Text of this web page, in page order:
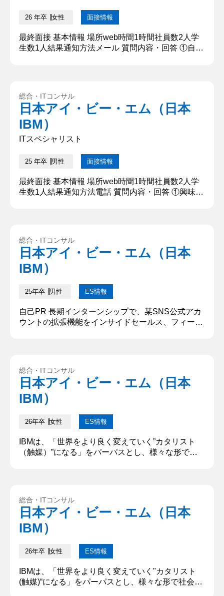
26 年卒 女性 面接情報
最終面接 基本情報 場所web時間1時間社員数2人学
生数1人結果通知方法メール 質問内容・回答 ①自己
職活動を行ってきたので、大変緊張しております
が、熱意をしっかりと伝えられるように頑張ります
のでよろしくお願いいた...
総合・ITコンサル
日本アイ・ビー・エム（日本
IBM）
ITスペシャリスト
25 年卒 男性 面接情報
最終面接 基本情報 場所web時間1時間社員数2人学
生数1人結果通知方法電話 質問内容・回答 ①興味の
ションとして提供すると良いですか 金融業界にソリ
ューションを提供すると良いと思います。 ③面接の
最後に伝え...
総合・ITコンサル
日本アイ・ビー・エム（日本
IBM）
25年卒 男性 ES情報
自己PR 長期インターンシップで、某SNS公式アカ
ウントの拡張機能をインサイドセールス、フィール
表彰を受けた。現在は学生メンバー8人のマネジメ
ントとフィールドセールスプレイヤーとして活動し
ている。 志望動機 自分...
総合・ITコンサル
日本アイ・ビー・エム（日本
IBM）
26年卒 女性 ES情報
IBMは、「世界をより良く変えていく”カタリスト
（触媒）”になる」をパーパスとし、様々な形で社
ト”になる」というパーパスに共感し、デジタルビ
ジネスコンサルタントとして社会に貢献したいと考
えている。某アパレルシ...
総合・ITコンサル
日本アイ・ビー・エム（日本
IBM）
26年卒 女性 ES情報
IBMは、「世界をより良く変えていく"カタリスト
(触媒)“になる」をパーパスとし、様々な形で社会に